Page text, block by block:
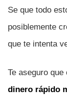
Se que todo
posiblemente
que te intenta
Te aseguro que
dinero rápido